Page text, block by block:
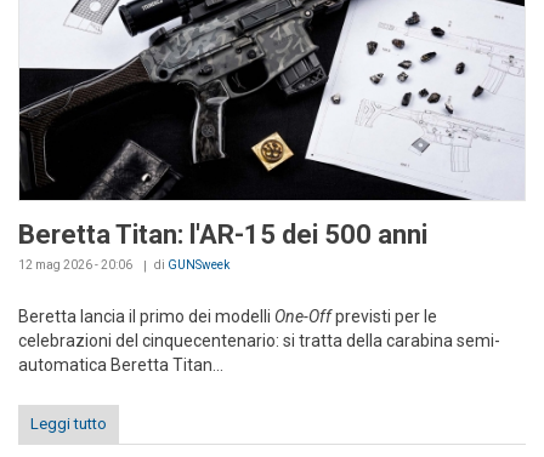
Beretta Titan: l'AR-15 dei 500 anni
12 mag 2026 - 20:06 di GUNSweek
Beretta lancia il primo dei modelli One-Offprevisti per le
celebrazioni del cinquecentenario: si tratta della carabina semi-
automatica Beretta Titan...
Leggi tutto